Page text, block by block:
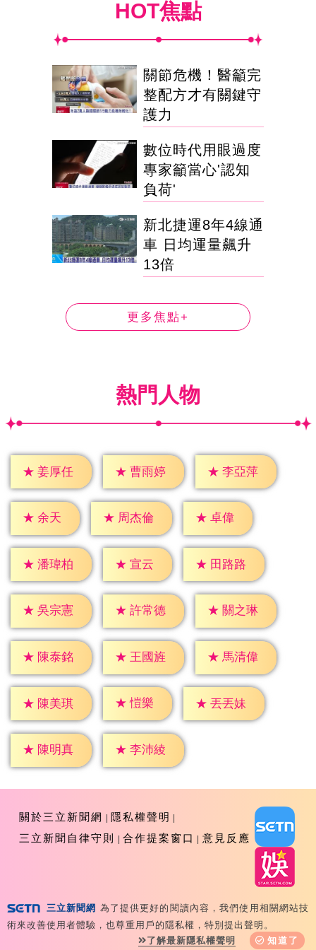
HOT焦點
關節危機！醫籲完
整配方才有關鍵守
護力
數位時代用眼過度
專家籲當心'認知
負荷'
新北捷運8年4線通
車 日均運量飆升
13倍
更多焦點+
熱門人物
★ 姜厚任 ★ 曹雨婷 ★ 李亞萍
★ 余天 ★ 周杰倫 ★ 卓偉
★ 潘瑋柏 ★ 宣云 ★ 田路路
★ 吳宗憲 ★ 許常德 ★ 關之琳
★ 陳泰銘 ★ 王國旌 ★ 馬清偉
★ 陳美琪 ★ 愷樂 ★ 丟丟妹
★ 陳明真 ★ 李沛綾
關於三立新聞網
隱私權聲明
三立新聞自律守則
合作提案窗口 意見反應
Copyright ©2026 Sanlih E-Television All Rights
Reserved 版權所有 盜用必究 台北市內湖區舊宗路一段159
三立新聞網 為了提供更好的閱讀內容，我們使用相關網站技
術來改善使用者體驗，也尊重用戶的隱私權，特別提出聲明。
了解最新隱私權聲明
知道了